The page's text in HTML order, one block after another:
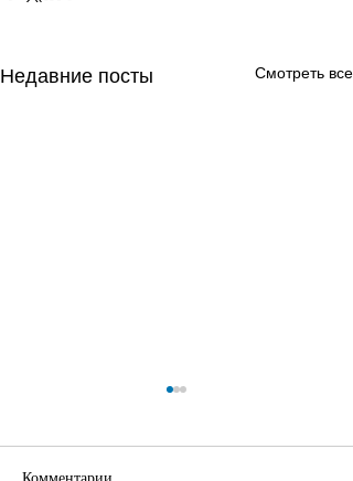
Недавние посты Смотреть все